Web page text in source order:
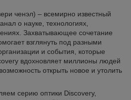
ченэл) – всемирно известный
о науке, технологиях,
Захватывающее сочетание
взглянуть под разными
и события, которые
вдохновляет миллионы людей
открыть новое и утолить
серию оптики Discovery,